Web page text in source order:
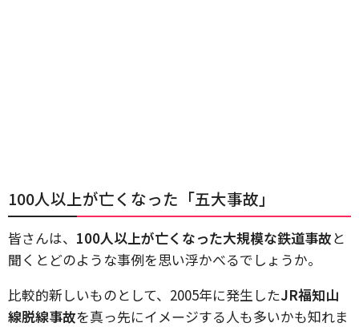
100人以上が亡くなった「五大事故」
皆さんは、 100人以上が亡くなった大規模な鉄道事故と
聞くとどのような事例を思い浮かべるでしょうか。
比較的新しいものとして、2005年に発生したJR福知山
線脱線事故を真っ先にイメージする人も多いかも知れま